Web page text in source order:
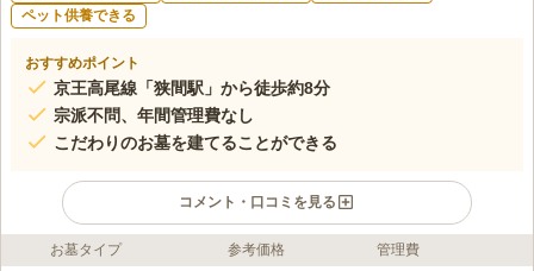
ペット供養できる
おすすめポイント
京王高尾線「狭間駅」から徒歩約8分
宗派不問、年間管理費なし
こだわりのお墓を建てることができる
コメント・口コミを見る
ライフドット編集部のコメント
お墓タイプ 参考価格 管理費